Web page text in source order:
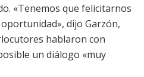
«Tenemos que felicitarnos
dijo Garzón,
hablaron con
un diálogo «muy